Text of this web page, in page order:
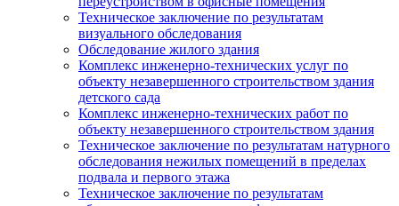
Техническое заключение по результатам
визуального обследования
Обследование жилого здания
Комплекс инженерно-технических услуг по
объекту незавершенного строительством здания
детского сада
Комплекс инженерно-технических работ по
объекту незавершенного строительством здания
Техническое заключение по результатам натурного
обследования нежилых помещений в пределах
подвала и первого этажа
Техническое заключение по результатам